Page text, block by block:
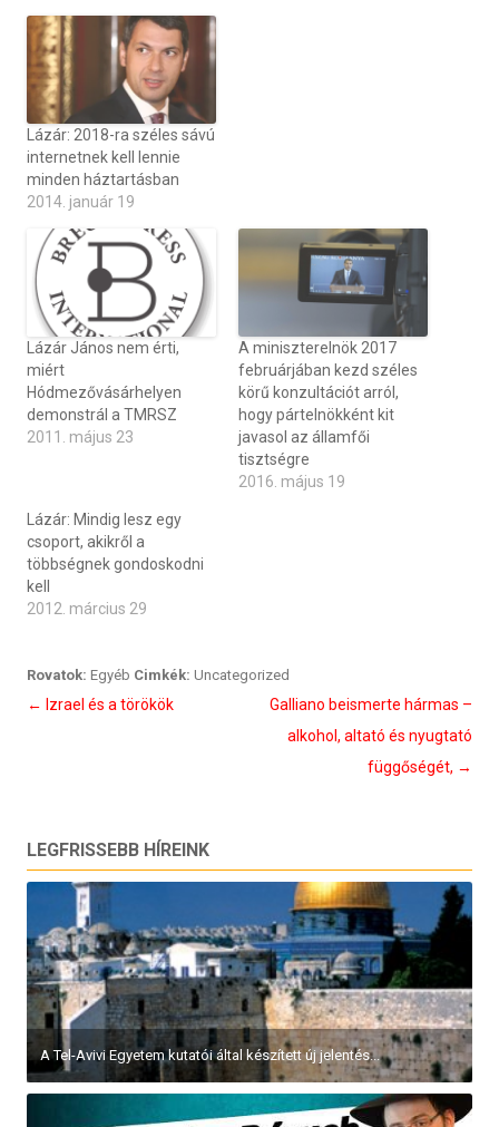
Lázár: 2018-ra széles sávú
internetnek kell lennie
minden háztartásban
2014. január 19
Lázár János nem érti,
miért
Hódmezővásárhelyen
demonstrál a TMRSZ
2011. május 23
A miniszterelnök 2017
februárjában kezd széles
körű konzultációt arról,
hogy pártelnökként kit
javasol az államfői
tisztségre
2016. május 19
Lázár: Mindig lesz egy
csoport, akikről a
többségnek gondoskodni
kell
2012. március 29
Rovatok: Egyéb Cimkék: Uncategorized
Bejegyzés
← Izrael és a törökök
Galliano beismerte hármas –
alkohol, altató és nyugtató
függőségét, →
LEGFRISSEBB HÍREINK
A Tel-Avivi Egyetem kutatói által készített új jelentés...